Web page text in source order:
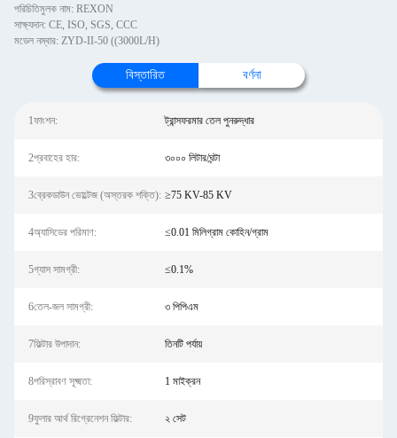
পরিচিতিমুলক নাম: REXON
সাক্ষ্যদান: CE, ISO, SGS, CCC
মডেল নম্বার: ZYD-II-50 ((3000L/H)
বিস্তারিত বর্ণনা
1ফাংশন: ট্রান্সফরমার তেল পুনরুদ্ধার
2প্রবাহের হার: ৩০০০ লিটার/ঘন্টা
3ব্রেকডাউন ভোল্টেজ (অস্তরক শক্তি): ≥75 KV-85 KV
4অ্যাসিডের পরিমাণ: ≤0.01 মিলিগ্রাম কোহিন/গ্রাম
5গ্যাস সামগ্রী: ≤0.1%
6তেল-জল সামগ্রী: ৩ পিপিএম
7ফিল্টার উপাদান: তিনটি পর্যায়
8পরিস্রাবণ সূক্ষ্মতা: 1 মাইক্রন
9ফুলার আর্থ রিগ্রেনেশন ফিল্টার: ২ সেট